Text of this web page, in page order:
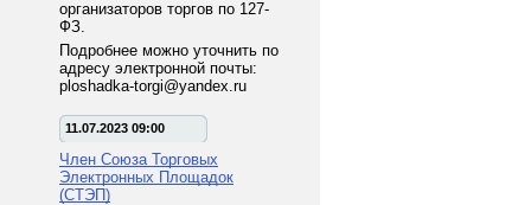
организаторов торгов по 127-
ФЗ.
Подробнее можно уточнить по
адресу электронной почты:
ploshadka-torgi@yandex.ru
11.07.2023 09:00
Член Союза Торговых
Электронных Площадок
(СТЭП)